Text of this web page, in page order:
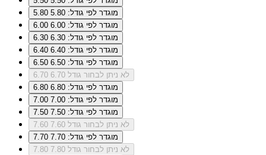
5.80
מוגדר לפי גודל: 5.80
6.00
מוגדר לפי גודל: 6.00
6.30
מוגדר לפי גודל: 6.30
6.40
מוגדר לפי גודל: 6.40
6.50
מוגדר לפי גודל: 6.50
6.70
לא ניתן לבחור גודל 6.70
6.80
מוגדר לפי גודל: 6.80
7.00
מוגדר לפי גודל: 7.00
7.50
מוגדר לפי גודל: 7.50
7.60
לא ניתן לבחור גודל 7.60
7.70
מוגדר לפי גודל: 7.70
7.80
לא ניתן לבחור גודל 7.80